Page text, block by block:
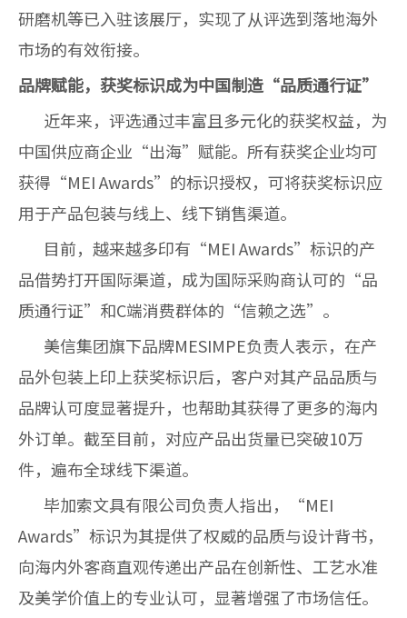
研磨机等已入驻该展厅，实现了从评选到落地海外
市场的有效衔接。
品牌赋能，获奖标识成为中国制造“品质通行证”
近年来，评选通过丰富且多元化的获奖权益，为
中国供应商企业“出海”赋能。所有获奖企业均可
获得“MEI Awards”的标识授权，可将获奖标识应
用于产品包装与线上、线下销售渠道。
目前，越来越多印有“MEI Awards”标识的产
品借势打开国际渠道，成为国际采购商认可的“品
质通行证”和C端消费群体的“信赖之选”。
美信集团旗下品牌MESIMPE负责人表示，在产
品外包装上印上获奖标识后，客户对其产品品质与
品牌认可度显著提升，也帮助其获得了更多的海内
外订单。截至目前，对应产品出货量已突破10万
件，遍布全球线下渠道。
毕加索文具有限公司负责人指出，“MEI
Awards”标识为其提供了权威的品质与设计背书，
向海内外客商直观传递出产品在创新性、工艺水准
及美学价值上的专业认可，显著增强了市场信任。